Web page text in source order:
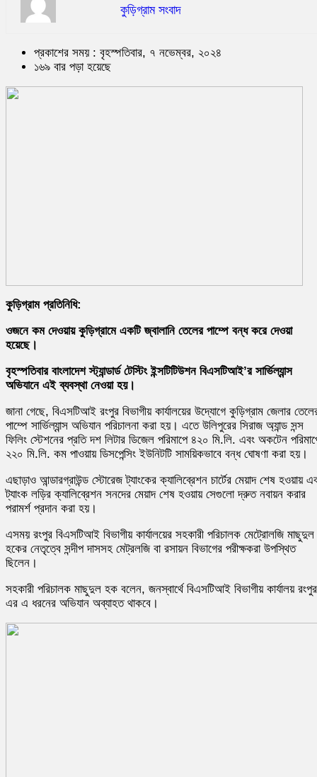
কুড়িগ্রাম সংবাদ
প্রকাশের সময় : বৃহস্পতিবার, ৭ নভেম্বর, ২০২৪
১৬৯ বার পড়া হয়েছে
কুড়িগ্রাম প্রতিনিধি:
ওজনে কম দেওয়ায় কুড়িগ্রামে একটি জ্বালানি তেলের পাম্পে বন্ধ করে দেওয়া
হয়েছে।
বৃহস্পতিবার বাংলাদেশ স্ট্যান্ডার্ড টেস্টিং ইন্সটিটিউশন বিএসটিআই’র সার্ভিল্যান্স
অভিযানে এই ব্যবস্থা নেওয়া হয়।
জানা গেছে, বিএসটিআই রংপুর বিভাগীয় কার্যালয়ের উদ্যোগে কুড়িগ্রাম জেলার
পাম্পে সার্ভিল্যান্স অভিযান পরিচালনা করা হয়। এতে উলিপুরের সিরাজ অ্যান্ড সন্স
ফিলিং স্টেশনের প্রতি দশ লিটার ডিজেল পরিমাপে ৪২০ মি.লি. এবং অকটেন
২২০ মি.লি. কম পাওয়ায় ডিসপেন্সিং ইউনিটটি সাময়িকভাবে বন্ধ ঘোষণা করা হয়।
এছাড়াও আন্ডারগ্রাউন্ড স্টোরেজ ট্যাংকের ক্যালিব্রেশন চার্টের মেয়াদ শেষ হওয়ায়
ট্যাংক লড়ির ক্যালিব্রেশন সনদের মেয়াদ শেষ হওয়ায় সেগুলো দ্রুত নবায়ন করার
পরামর্শ প্রদান করা হয়।
এসময় রংপুর বিএসটিআই বিভাগীয় কার্যালয়ের সহকারী পরিচালক মেট্রোলজি মাছুদুল
হকের নেতৃত্বে সন্দীপ দাসসহ মেট্রলজি বা রসায়ন বিভাগের পরীক্ষকরা উপস্থিত
ছিলেন।
সহকারী পরিচালক মাছুদুল হক বলেন, জনস্বার্থে বিএসটিআই বিভাগীয় কার্যালয়
এর এ ধরনের অভিযান অব্যাহত থাকবে।